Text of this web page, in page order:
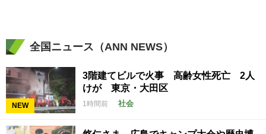
全国ニュース（ANN NEWS）
NEW
3階建てビルで火事 高齢女性死亡 2人
けが 東京・大田区
1時間前 社会